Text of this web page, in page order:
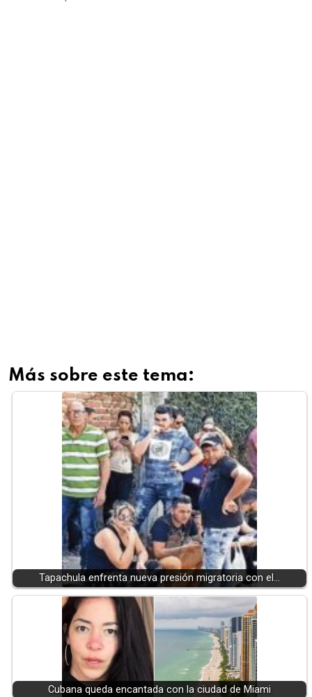
Más sobre este tema:
Tapachula enfrenta nueva presión migratoria con el…
Cubana queda encantada con la ciudad de Miami